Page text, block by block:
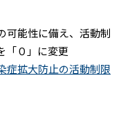
可能性に備え、活動制
「０」に変更
症拡大防止の活動制限